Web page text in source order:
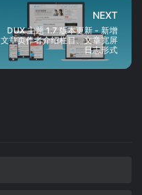
NEXT
DUX 主题 1.7 版本更新 - 新增
文章页作者介绍栏目、文章宽屏
日志形式